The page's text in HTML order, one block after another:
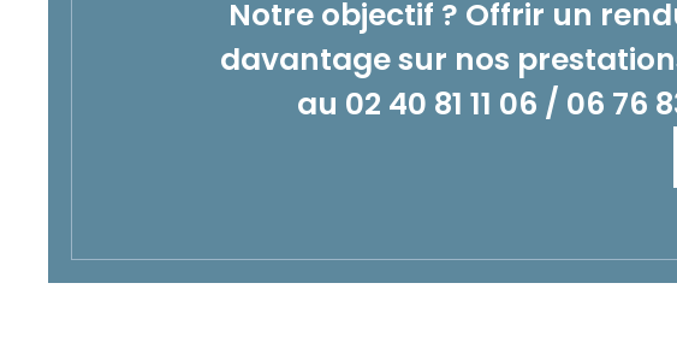
Notre objectif ? Offrir un
davantage sur nos
au 02 40 81 11 06 / 06 76